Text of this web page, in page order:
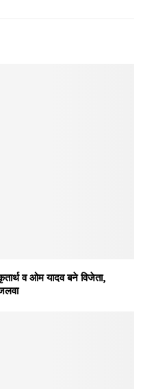
व ओम यादव बने विजेता,